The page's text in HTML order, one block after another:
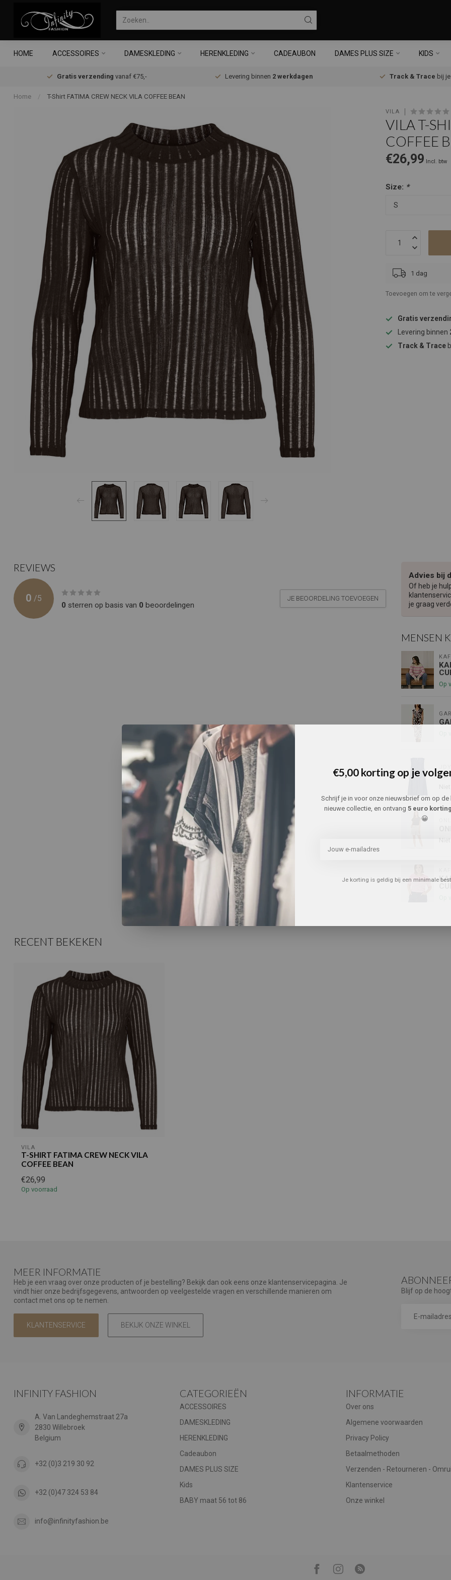
HOME ACCESSOIRES DAMESKLEDING HERENKLEDING CADEAUBON DAMES PLUS SIZE KIDS
Gratis verzending vanaf €75,- Levering binnen 2 werkdagen Track & Trace bij
Home / T-Shirt FATIMA CREW NECK VILA COFFEE BEAN
VILA
VILA T-
COFFEE
€26,99 Incl. btw
Size: *
1 dag
Toevoegen om te
Gratis
Levering binnen
Track & Trace
REVIEWS
0 /5
0 sterren op basis van 0 beoordelingen
JE BEOORDELING TOEVOEGEN
Advies bij
Of heb je
je graag
MENSEN
Op
RECENT BEKEKEN
VILA
T-SHIRT FATIMA CREW NECK VILA
COFFEE BEAN
€26,99
Op voorraad
MEER INFORMATIE
Heb je een vraag over onze producten of je bestelling? Bekijk dan ook eens onze klantenservicepagina. Je
vindt hier onze bedrijfsgegevens, antwoorden op veelgestelde vragen en verschillende manieren om
contact met ons op te nemen.
KLANTENSERVICE BEKIJK ONZE WINKEL
Blijf op de
INFINITY FASHION
A. Van Landeghemstraat 27a
2830 Willebroek
Belgium
+32 (0)3 219 30 92
+32 (0)47 324 53 84
info@infinityfashion.be
CATEGORIEËN
ACCESSOIRES
DAMESKLEDING
HERENKLEDING
Cadeaubon
DAMES PLUS SIZE
Kids
BABY maat 56 tot 86
INFORMATIE
Over ons
Algemene voorwaarden
Privacy Policy
Betaalmethoden
Verzenden - Retourneren -
Klantenservice
Onze winkel
€5,00 korting op je
Schrijf je in voor onze nieuwsbrief om op
nieuwe collectie, en ontvang 5 euro korting
😀
Je korting is geldig bij een minimale